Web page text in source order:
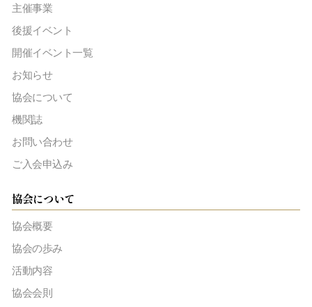
主催事業
後援イベント
開催イベント一覧
お知らせ
協会について
機関誌
お問い合わせ
ご入会申込み
協会について
協会概要
協会の歩み
活動内容
協会会則